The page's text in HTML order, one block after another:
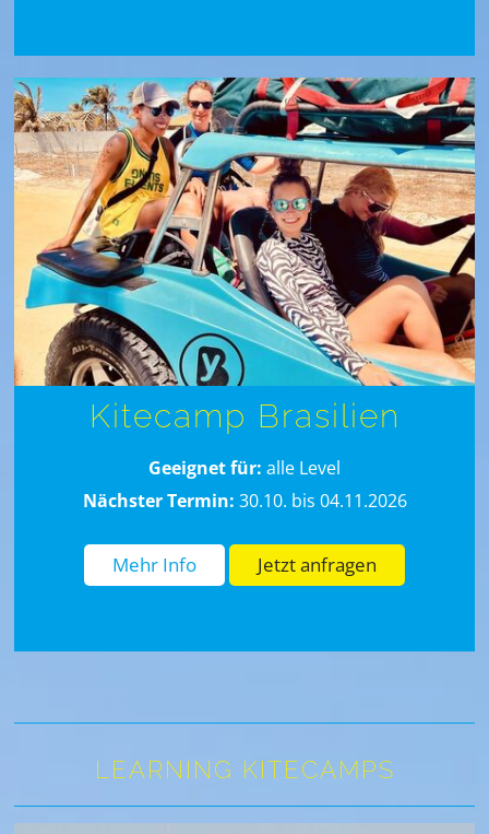
Kitecamp Brasilien
Geeignet für: alle Level
Nächster Termin: 30.10. bis 04.11.2026
Mehr Info Jetzt anfragen
LEARNING KITECAMPS